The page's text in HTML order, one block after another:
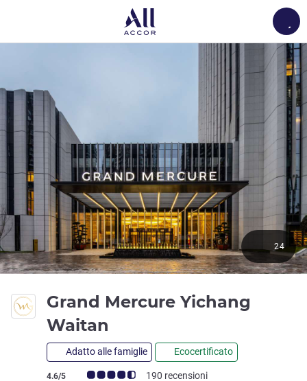
Grand Mercure Yichang
Waitan
Adatto alle famiglie Ecocertificato
Giudizio clienti (Valutazione ALL)
4.6/5 190 recensioni
24